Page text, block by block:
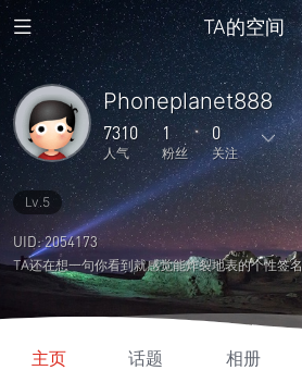
TA的空间
Phoneplanet888
7310
人气
1
粉丝
0
关注
69
主题
391
回复
0
日志
1 0
关注
0
说说
Lv.5
UID: 2054173
TA还在想一句你看到就感觉能炸裂地表的个性签名
主页 话题 相册